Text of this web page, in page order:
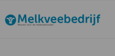
de
hoofdnavigatie
de
hoofd
de
eerste
de
voettekst
Melkveebedrijf.nl